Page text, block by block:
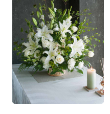
器の形状等は手配先
い。地域の風習に合
いただきます。
※写真はイメージとな